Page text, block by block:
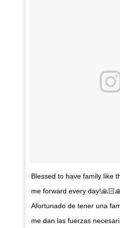
Blessed to have family like
me forward every
Afortunado de tener una
me dan las fuerzas